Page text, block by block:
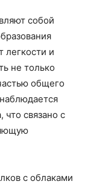
собой
легкости и
не только
общего
что связано с
с облаками